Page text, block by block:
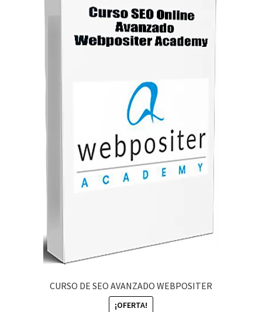
CURSO DE SEO AVANZADO WEBPOSITER
¡OFERTA!